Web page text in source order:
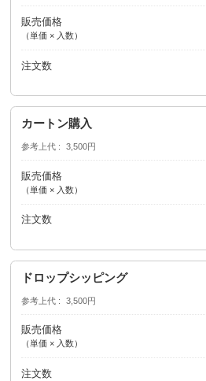
販売価格
（単価 × 入数）
注文数
カートン購入
参考上代 3,500円
販売価格
（単価 × 入数）
注文数
ドロップシッピング
参考上代 3,500円
販売価格
（単価 × 入数）
注文数